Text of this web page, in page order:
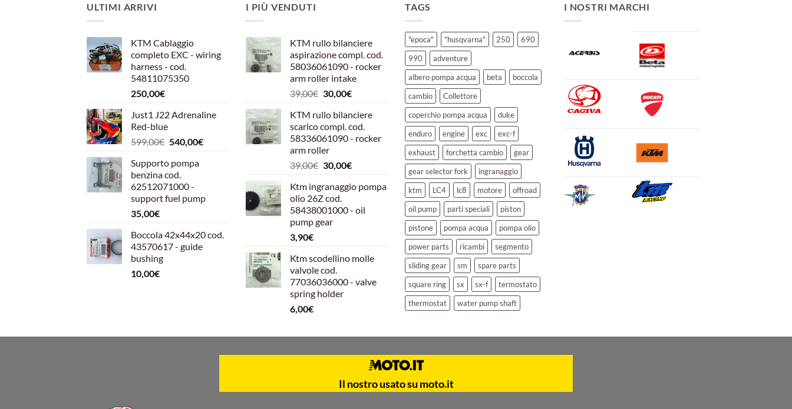
ULTIMI ARRIVI
KTM Cablaggio
completo EXC - wiring
harness - cod.
54811075350
250,00€
Just1 J22 Adrenaline
Red-blue
599,00€ Il
originale
era:
599,00€.
540,00€Il
Supporto pompa
benzina cod.
62512071000 -
support fuel pump
35,00€
Boccola 42x44x20 cod.
43570617 - guide
bushing
10,00€
I PIÙ VENDUTI
KTM rullo bilanciere
aspirazione compl. cod.
58036061090 - rocker
arm roller intake
39,00€ Il
originale
era:
39,00€.
30,00€Il
attuale
è:
30,00€.
KTM rullo bilanciere
scarico compl. cod.
58336061090 - rocker
arm roller
39,00€ Il
originale
era:
39,00€.
30,00€Il
attuale
30,00€.
Ktm ingranaggio pompa
olio 26Z cod.
58438001000 - oil
pump gear
3,90€
Ktm scodellino molle
valvole cod.
77036036000 - valve
spring holder
6,00€
TAGS
"epoca" "husqvarna" 250
690
990
adventure
albero pompa acqua
beta
boccola
cambio
Collettore
coperchio pompa acqua
duke
enduro
engine exc
exc-f
exhaust
forchetta cambio
gear
gear selector fork
ingranaggio
ktm
LC4 lc8 motore
offroad
oil pump
parti speciali
piston
pistone
pompa acqua
pompa olio
power parts
ricambi
segmento
sliding gear
sm
spare parts
square ring
sx sx-f
termostato
thermostat
water pump shaft
I NOSTRI MARCHI
Il nostro usato su moto.it